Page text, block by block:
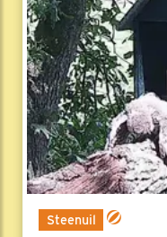
Steenuil